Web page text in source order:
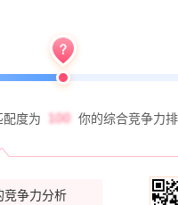
配度为 你的综合竞争力
竞争力分析